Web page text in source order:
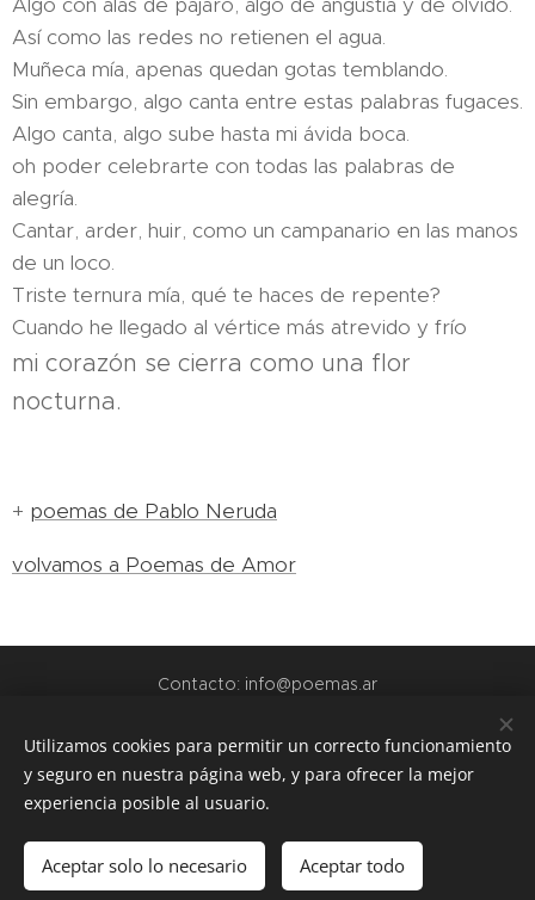
Así como las redes no retienen el agua.
Muñeca mía, apenas quedan gotas temblando.
Sin embargo, algo canta entre estas palabras fugaces.
Algo canta, algo sube hasta mi ávida boca.
oh poder celebrarte con todas las palabras de
alegría.
Cantar, arder, huir, como un campanario en las manos
de un loco.
Triste ternura mía, qué te haces de repente?
Cuando he llegado al vértice más atrevido y frío
mi corazón se cierra como una flor
nocturna.
+ poemas de Pablo Neruda
volvamos a Poemas de Amor
Contacto: info@poemas.ar
webs amigas:
www.teamo.ar
www.dibujos.com.ar
www.siuguarani.com
Cookies
Utilizamos cookies para permitir un correcto funcionamiento
y seguro en nuestra página web, y para ofrecer la mejor
experiencia posible al usuario.
Aceptar solo lo necesario Aceptar todo